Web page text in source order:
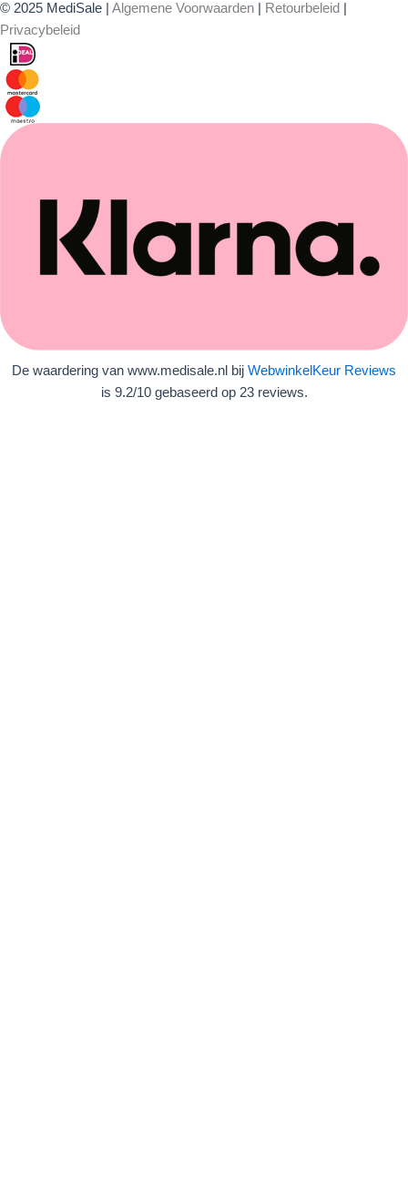
© 2025 MediSale | Algemene Voorwaarden Retourbeleid
Privacybeleid
De waardering van www.medisale.nl bij WebwinkelKeur Reviews
is 9.2/10 gebaseerd op 23 reviews.